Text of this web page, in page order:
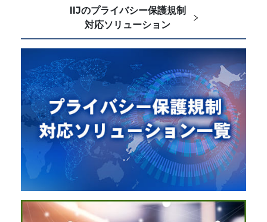
IIJのプライバシー保護規制
対応ソリューション